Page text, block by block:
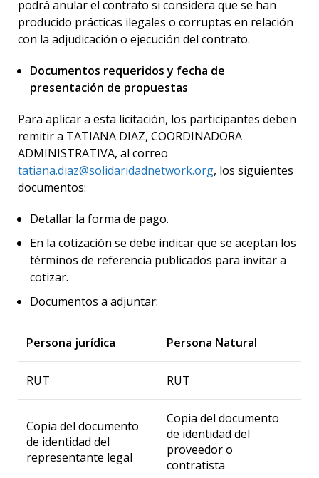
podrá anular el contrato si considera que se han
producido prácticas ilegales o corruptas en relación
con la adjudicación o ejecución del contrato.
Documentos requeridos y fecha de
presentación de propuestas
Para aplicar a esta licitación, los participantes deben
remitir a TATIANA DIAZ, COORDINADORA
ADMINISTRATIVA, al correo
tatiana.diaz@solidaridadnetwork.org, los siguientes
documentos:
Detallar la forma de pago.
En la cotización se debe indicar que se aceptan los
términos de referencia publicados para invitar a
cotizar.
Documentos a adjuntar:
Persona jurídica Persona Natural
RUT RUT
Copia del documento
de identidad del
representante legal
Copia del documento
de identidad del
proveedor o
contratista